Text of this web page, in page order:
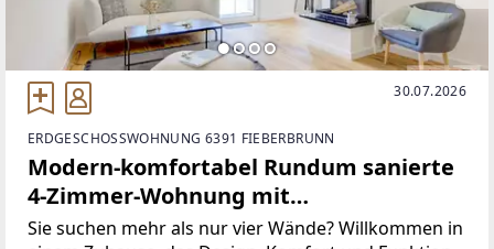
30.07.2026
ERDGESCHOSSWOHNUNG 6391 FIEBERBRUNN
Modern-komfortabel Rundum sanierte
4-Zimmer-Wohnung mit
Wohlfühlterrasse
Sie suchen mehr als nur vier Wände? Willkommen in